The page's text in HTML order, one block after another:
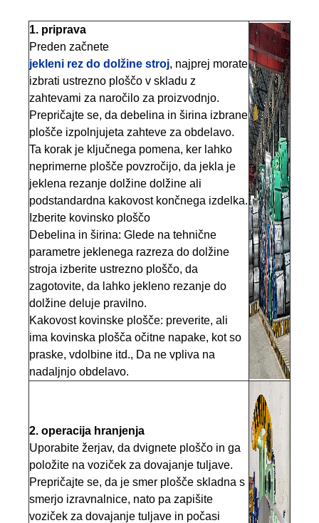
1. priprava
Preden začnete
jekleni rez do dolžine stroj, najprej morate
izbrati ustrezno ploščo v skladu z
zahtevami za naročilo za proizvodnjo.
Prepričajte se, da debelina in širina izbrane
plošče izpolnjujeta zahteve za obdelavo.
Ta korak je ključnega pomena, ker lahko
neprimerne plošče povzročijo, da jekla je
jeklena rezanje dolžine dolžine ali
podstandardna kakovost končnega izdelka.
Izberite kovinsko ploščo
Debelina in širina: Glede na tehnične
parametre jeklenega razreza do dolžine
stroja izberite ustrezno ploščo, da
zagotovite, da lahko jekleno rezanje do
dolžine deluje pravilno.
Kakovost kovinske plošče: preverite, ali
ima kovinska plošča očitne napake, kot so
praske, vdolbine itd., Da ne vpliva na
nadaljnjo obdelavo.
2. operacija hranjenja
Uporabite žerjav, da dvignete ploščo in ga
položite na voziček za dovajanje tuljave.
Prepričajte se, da je smer plošče skladna s
smerjo izravnalnice, nato pa zapišite
voziček za dovajanje tuljave in počasi